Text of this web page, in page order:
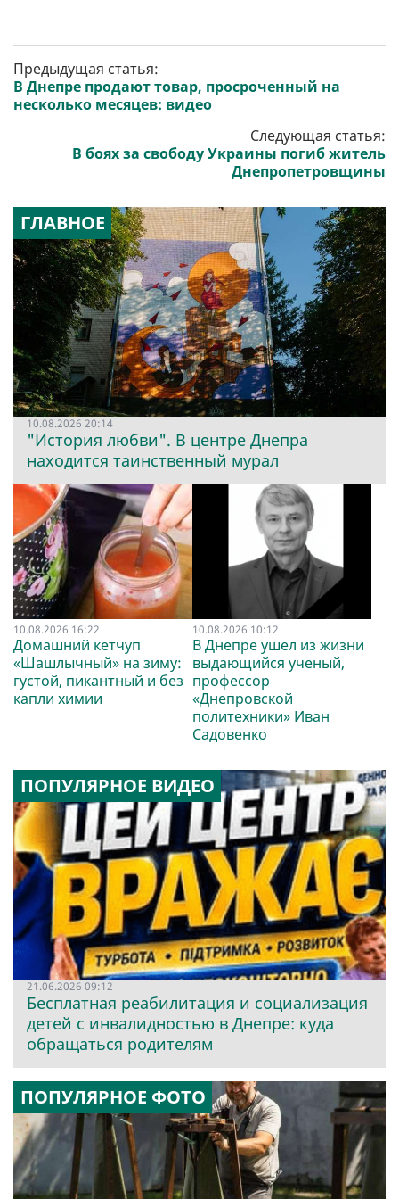
Предыдущая статья:
В Днепре продают товар, просроченный на
несколько месяцев: видео
Следующая статья:
В боях за свободу Украины погиб житель
Днепропетровщины
ГЛАВНОЕ
10.08.2026 20:14
"История любви". В центре Днепра
находится таинственный мурал
10.08.2026 16:22
Домашний кетчуп
«Шашлычный» на зиму:
густой, пикантный и без
капли химии
10.08.2026 10:12
В Днепре ушел из жизни
выдающийся ученый,
профессор
«Днепровской
политехники» Иван
Садовенко
ПОПУЛЯРНОЕ ВИДЕО
21.06.2026 09:12
Бесплатная реабилитация и социализация
детей с инвалидностью в Днепре: куда
обращаться родителям
ПОПУЛЯРНОЕ ФОТО